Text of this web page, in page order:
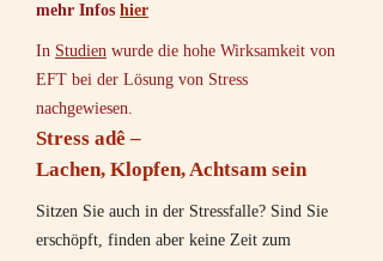
mehr Infos hier
In Studien wurde die hohe Wirksamkeit von
EFT bei der Lösung von Stress
nachgewiesen.
Stress adê –
Lachen, Klopfen, Achtsam sein
Sitzen Sie auch in der Stressfalle? Sind Sie
erschöpft, finden aber keine Zeit zum